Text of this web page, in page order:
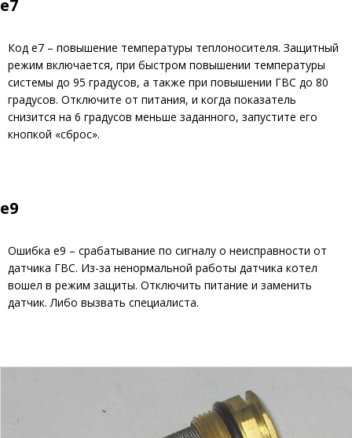
е7
Код е7 – повышение температуры теплоносителя. Защитный
режим включается, при быстром повышении температуры
системы до 95 градусов, а также при повышении ГВС до 80
градусов. Отключите от питания, и когда показатель
снизится на 6 градусов меньше заданного, запустите его
кнопкой «сброс».
е9
Ошибка е9 – срабатывание по сигналу о неисправности от
датчика ГВС. Из-за ненормальной работы датчика котел
вошел в режим защиты. Отключить питание и заменить
датчик. Либо вызвать специалиста.